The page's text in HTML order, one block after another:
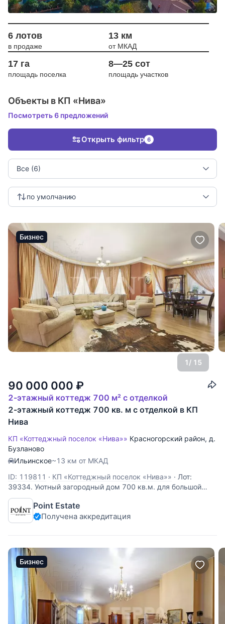
6 лотов
в продаже
13 км
от МКАД
17 га
площадь поселка
8—25 сот
площадь участков
Объекты в КП «Нива»
Посмотреть 6 предложений
Все (6)
по умолчанию
Открыть фильтр 6
Бизнес
1/ 15
90 000 000 ₽
2-этажный коттедж 700 м² с отделкой
2-этажный коттедж 700 кв. м с отделкой в КП
Нива
КП «Коттеджный поселок «Нива»» Красногорский район, д.
Бузланово
Ильинское~13 км от МКАД
ID: 119811 · КП «Коттеджный поселок «Нива»» · Лот:
39334. Уютный загородный дом 700 кв.м. для большой
семьи, расположенный на просторном участке размером
13 соток с искусственным прудом, небольшим летним
домиком с зоной барбекю и вместительной крытой
Point Estate
Получена аккредитация
Бизнес